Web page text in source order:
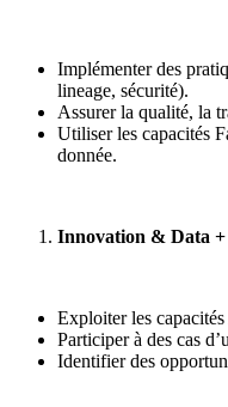
Implémenter des
lineage, sécurité).
Assurer la qualité, la
Utiliser les capacités
donnée.
Innovation & Data
Exploiter les
Participer à des cas
Identifier des